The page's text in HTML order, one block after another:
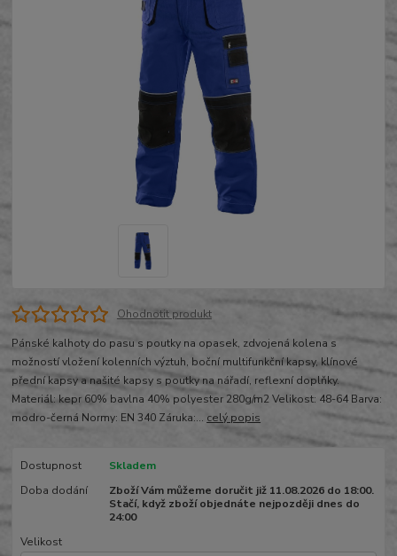
Ohodnotit produkt
Pánské kalhoty do pasu s poutky na opasek, zdvojená kolena s
možností vložení kolenních výztuh, boční multifunkční kapsy, klínové
přední kapsy a našité kapsy s poutky na nářadí, reflexní doplňky.
Materiál: kepr 60% bavlna 40% polyester 280g/m2 Velikost: 48-64 Barva:
modro-černá Normy: EN 340 Záruka:... celý popis
Dostupnost
Skladem
Doba dodání
Zboží Vám můžeme doručit již 11.08.2026 do 18:00.
Stačí, když zboží objednáte nejpozději dnes do
24:00
Velikost